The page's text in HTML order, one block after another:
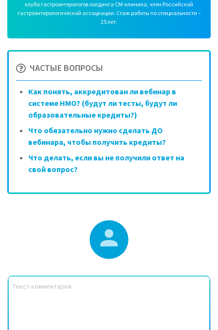
клуба гастроэнтерологов холдинга СМ-клиника, член Российской
гастроэнтерологической ассоциации. Стаж работы по специальности –
25 лет.
ЧАСТЫЕ ВОПРОСЫ
Как понять, аккредитован ли вебинар в
системе НМО? (будут ли тесты, будут ли
образовательные кредиты?)
Что обязательно нужно сделать ДО
вебинара, чтобы получить кредиты?
Что делать, если вы не получили ответ на
свой вопрос?